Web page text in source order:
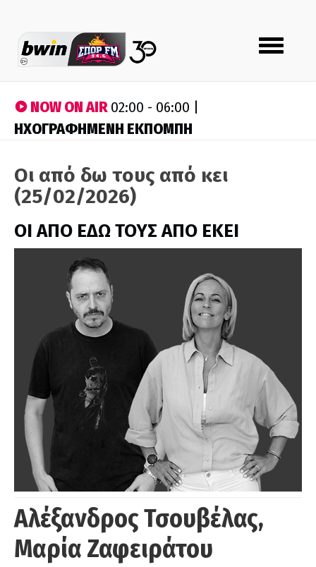
Toggle
navigation
NOW ON AIR02:00 - 06:00 |
ΗΧΟΓΡΑΦΗΜΕΝΗ ΕΚΠΟΜΠΗ
Οι από δω τους από κει
(25/02/2026)
ΟΙ ΑΠΟ ΕΔΩ ΤΟΥΣ ΑΠΟ ΕΚΕΙ
Αλέξανδρος Τσουβέλας,
Μαρία Ζαφειράτου